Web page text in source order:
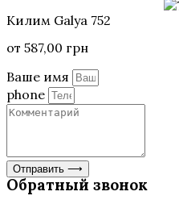
Килим Galya 752
от 587,00 грн
Ваше имя
phone
Отправить ⟶
Обратный звонок